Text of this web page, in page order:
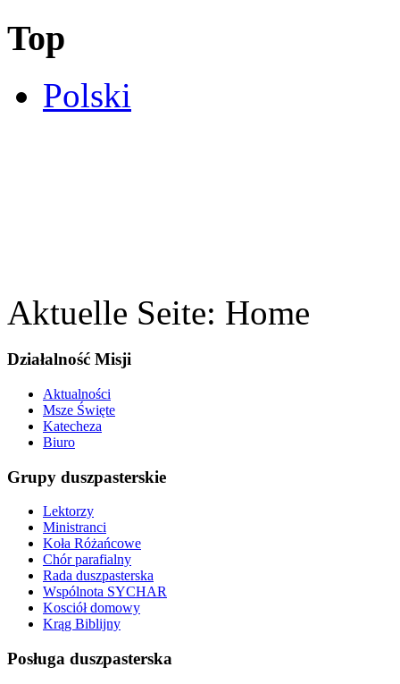
Top
Polski
Aktuelle Seite: Home
Działalność Misji
Aktualności
Msze Święte
Katecheza
Biuro
Grupy duszpasterskie
Lektorzy
Ministranci
Koła Różańcowe
Chór parafialny
Rada duszpasterska
Wspólnota SYCHAR
Kosciół domowy
Krąg Biblijny
Posługa duszpasterska